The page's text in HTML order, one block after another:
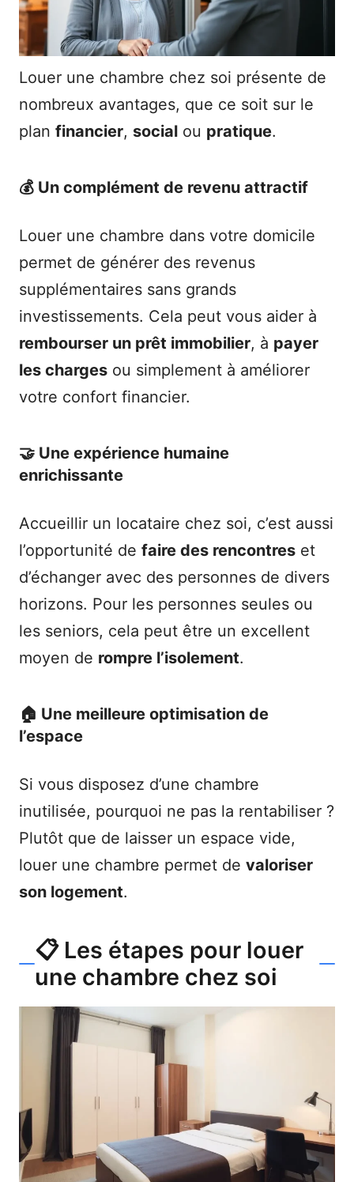
Louer une chambre chez soi présente de
nombreux avantages, que ce soit sur le
plan financier, social ou pratique.
💰 Un complément de revenu attractif
Louer une chambre dans votre domicile
permet de générer des revenus
supplémentaires sans grands
investissements. Cela peut vous aider à
rembourser un prêt immobilier, à payer
les charges ou simplement à améliorer
votre confort financier.
🤝 Une expérience humaine
enrichissante
Accueillir un locataire chez soi, c’est aussi
l’opportunité de faire des rencontres et
d’échanger avec des personnes de divers
horizons. Pour les personnes seules ou
les seniors, cela peut être un excellent
moyen de rompre l’isolement.
🏠 Une meilleure optimisation de
l’espace
Si vous disposez d’une chambre
inutilisée, pourquoi ne pas la rentabiliser ?
Plutôt que de laisser un espace vide,
louer une chambre permet de valoriser
son logement.
📋 Les étapes pour louer
une chambre chez soi